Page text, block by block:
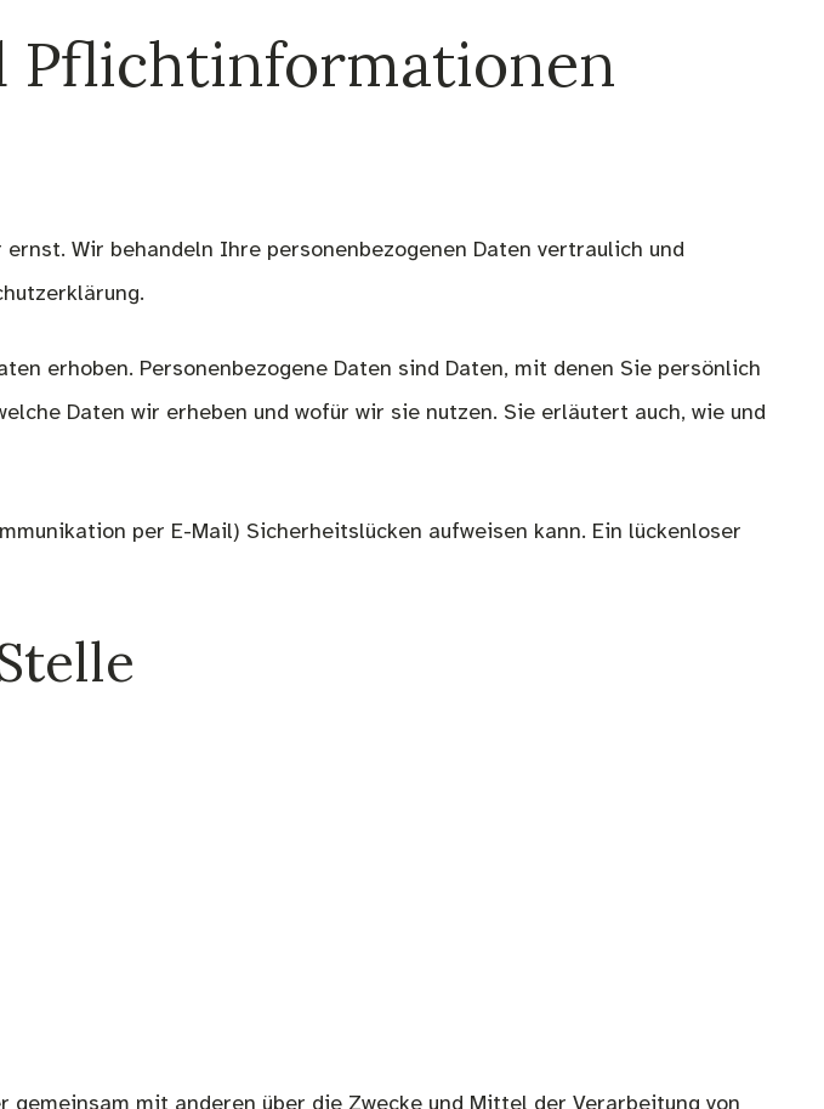
Pflicht­informationen
Wir behandeln Ihre personenbezogenen Daten vertraulich und
erhoben. Personenbezogene Daten sind Daten, mit denen Sie persönlich
Daten wir erheben und wofür wir sie nutzen. Sie erläutert auch, wie und
per E-Mail) Sicherheitslücken aufweisen kann. Ein lückenloser
mit anderen über die Zwecke und Mittel der Verarbeitung von